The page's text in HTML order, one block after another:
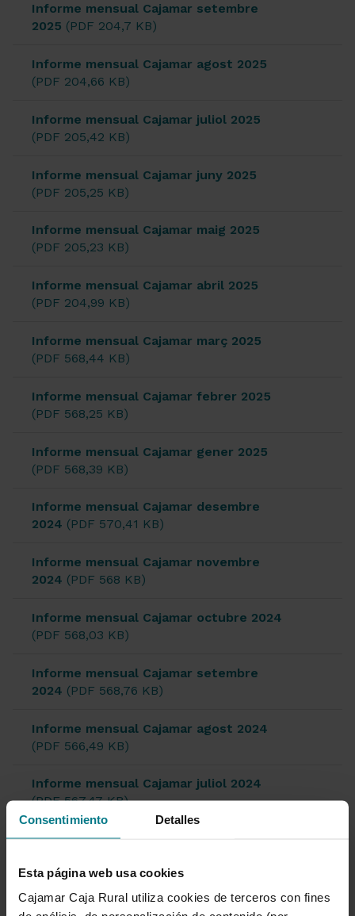
Consentimiento Detalles
Esta página web usa cookies
Cajamar Caja Rural utiliza cookies de terceros con fines
Informe mensual Cajamar setembre
2025 (PDF 204,7 KB)
Informe mensual Cajamar agost 2025
(PDF 204,66 KB)
Informe mensual Cajamar juliol 2025
(PDF 205,42 KB)
Informe mensual Cajamar juny 2025
(PDF 205,25 KB)
Informe mensual Cajamar maig 2025
(PDF 205,23 KB)
Informe mensual Cajamar abril 2025
(PDF 204,99 KB)
Informe mensual Cajamar març 2025
(PDF 568,44 KB)
Informe mensual Cajamar febrer 2025
(PDF 568,25 KB)
Informe mensual Cajamar gener 2025
(PDF 568,39 KB)
Informe mensual Cajamar desembre
2024 (PDF 570,41 KB)
Informe mensual Cajamar novembre
2024 (PDF 568 KB)
Informe mensual Cajamar octubre 2024
(PDF 568,03 KB)
Informe mensual Cajamar setembre
2024 (PDF 568,76 KB)
Informe mensual Cajamar agost 2024
(PDF 566,49 KB)
Informe mensual Cajamar juliol 2024
(PDF 567,47 KB)
Informe mensual Cajamar juny 2024
Informe mensual Cajamar maig 2024
(PDF 568,73 KB)